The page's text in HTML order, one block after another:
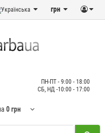
грн
ПН-ПТ - 9:00 - 18:00
СБ, НД -10:00 - 17:00
0 грн